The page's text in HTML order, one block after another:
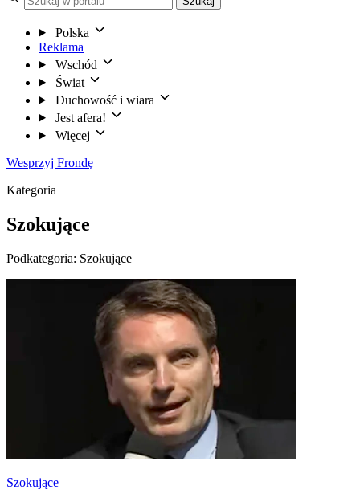
Polska
Reklama
Wschód
Świat
Duchowość i wiara
Jest afera!
Więcej
Wesprzyj Frondę
Kategoria
Szokujące
Podkategoria: Szokujące
Szokujące